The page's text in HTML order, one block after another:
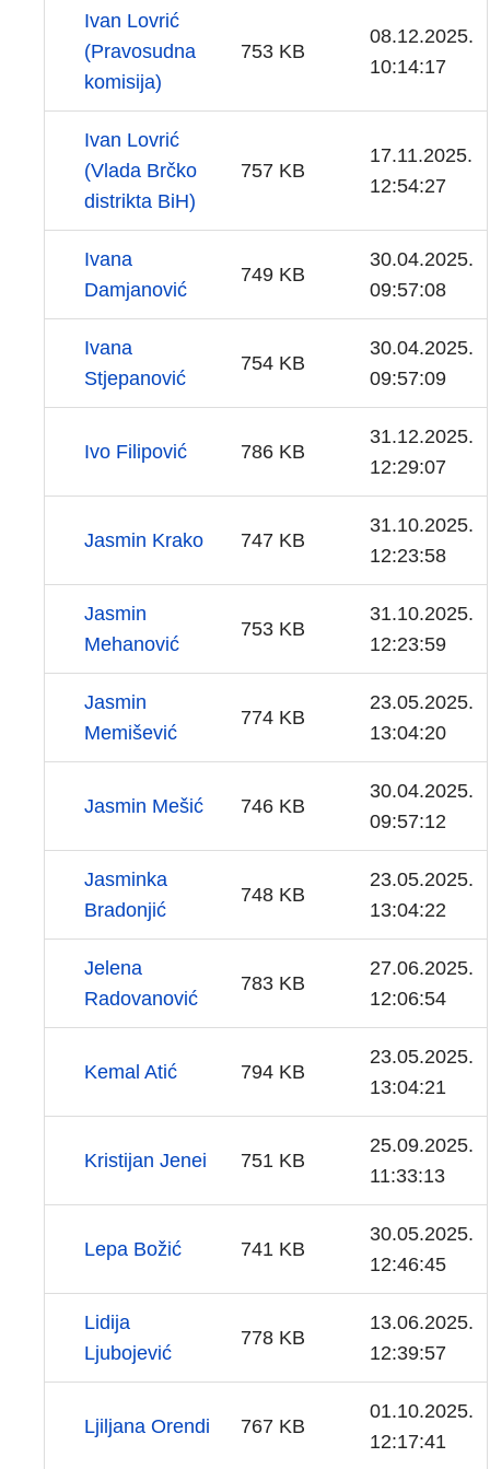
Ivan Lovrić
(Pravosudna
komisija)
753 KB
08.12.2025.
10:14:17
Ivan Lovrić
(Vlada Brčko
distrikta BiH)
757 KB
17.11.2025.
12:54:27
Ivana
Damjanović
749 KB
30.04.2025.
09:57:08
Ivana
Stjepanović
754 KB
30.04.2025.
09:57:09
Ivo Filipović 786 KB
31.12.2025.
12:29:07
Jasmin Krako 747 KB
31.10.2025.
12:23:58
Jasmin
Mehanović
753 KB
31.10.2025.
12:23:59
Jasmin
Memišević
774 KB
23.05.2025.
13:04:20
Jasmin Mešić 746 KB
30.04.2025.
09:57:12
Jasminka
Bradonjić
748 KB
23.05.2025.
13:04:22
Jelena
Radovanović
783 KB
27.06.2025.
12:06:54
Kemal Atić 794 KB
23.05.2025.
13:04:21
Kristijan Jenei 751 KB
25.09.2025.
11:33:13
Lepa Božić 741 KB
30.05.2025.
12:46:45
Lidija
Ljubojević
778 KB
13.06.2025.
12:39:57
Ljiljana Orendi 767 KB
01.10.2025.
12:17:41